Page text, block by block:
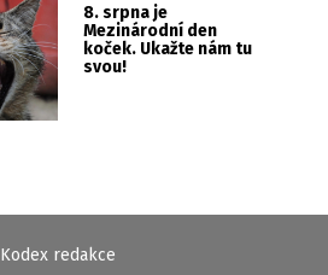
8. srpna je
Mezinárodní den
koček. Ukažte nám tu
svou!
Kodex redakce